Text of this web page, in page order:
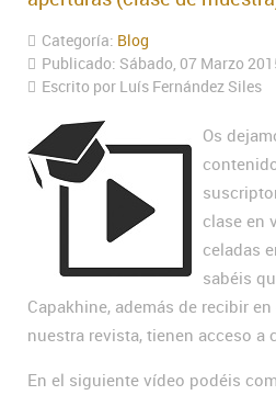
Categoría: Blog
Publicado: Sábado, 07 Marzo
Escrito por Luís Fernández Siles
Os
clase en
celadas
sabéis
Capakhine, además de recibir
nuestra revista, tienen acceso a
En el siguiente vídeo podéis